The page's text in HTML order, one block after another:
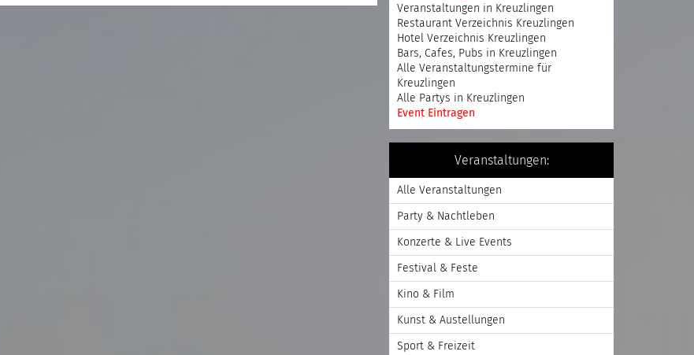
Veranstaltungen in Kreuzlingen
Restaurant Verzeichnis Kreuzlingen
Hotel Verzeichnis Kreuzlingen
Bars, Cafes, Pubs in Kreuzlingen
Alle Veranstaltungstermine für
Kreuzlingen
Alle Partys in Kreuzlingen
Event Eintragen
Veranstaltungen:
Alle Veranstaltungen
Party & Nachtleben
Konzerte & Live Events
Festival & Feste
Kino & Film
Kunst & Austellungen
Sport & Freizeit